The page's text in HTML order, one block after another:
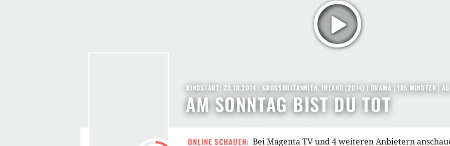
AM SONNTAG BIST DU TOT
KINOSTART: 23.10.2014 | GROSSBRITANNIEN , IRLAND (2014) | DRAMA | 105 MINUTEN |
ONLINE SCHAUEN: Bei Magenta TV und 4 weiteren Anbietern